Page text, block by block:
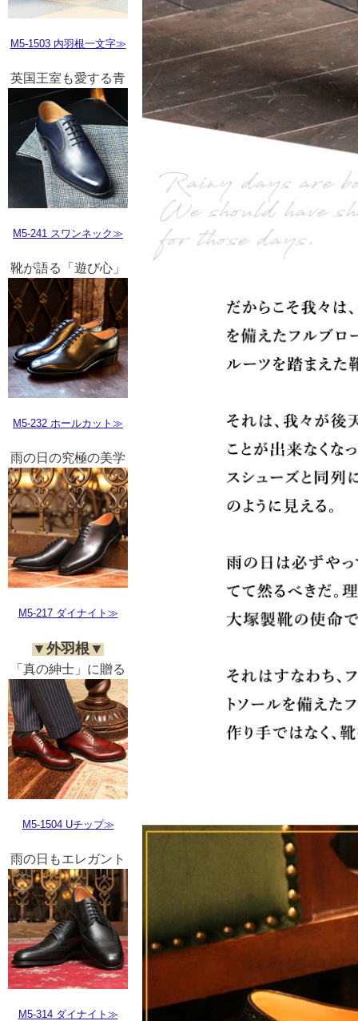
M5-1503 内羽根一文字≫
英国王室も愛する青
M5-241 スワンネック≫
靴が語る「遊び心」
M5-232 ホールカット≫
雨の日の究極の美学
M5-217 ダイナイト≫
▼外羽根▼
「真の紳士」に贈る
M5-1504 Uチップ≫
雨の日もエレガント
M5-314 ダイナイト≫